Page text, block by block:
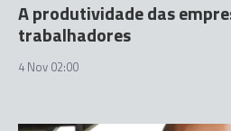
A produtividade das
trabalhadores
4 Nov 02:00